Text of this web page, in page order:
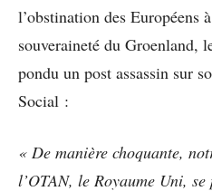
l’obstination des Européens
souveraineté du Groenland,
pondu un post assassin sur
Social :
« De manière choquante,
l’OTAN, le Royaume Uni,